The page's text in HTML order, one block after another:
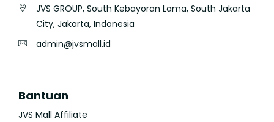
JVS GROUP, South Kebayoran Lama, South Jakarta
City, Jakarta, Indonesia
admin@jvsmall.id
Bantuan
JVS Mall Affiliate